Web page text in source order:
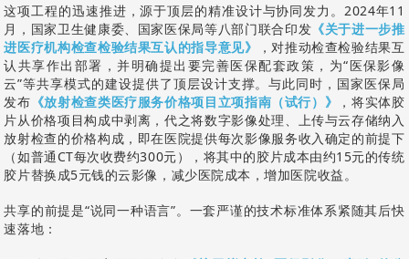
这项工程的迅速推进，源于顶层的精准设计与协同发力。2024年11
月，国家卫生健康委、国家医保局等八部门联合印发 《关于进一步推
进医疗机构检查检验结果互认的指导意见》
，对推动检查检验结果互
认共享作出部署，并明确提出要完善医保配套政策，为“医保影像
云”等共享模式的建设提供了顶层设计支撑。与此同时，国家医保局
发布 《放射检查类医疗服务价格项目立项指南（试行）》
，将实体胶
片从价格项目构成中剥离，代之将数字影像处理、上传与云存储纳入
放射检查的价格构成，即在医院提供每次影像服务收入确定的前提下
（如普通CT每次收费约300元），将其中的胶片成本由约15元的传统
胶片替换成5元钱的云影像，减少医院成本，增加医院收益。
共享的前提是“说同一种语言”。一套严谨的技术标准体系紧随其后快
速落地：